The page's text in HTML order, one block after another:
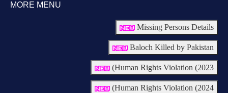
MORE MENU
Missing Persons Details
Baloch Killed by Pakistan
Human Rights Violation (2023)
Human Rights Violation (2024)